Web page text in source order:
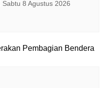
Sabtu 8 Agustus 2026